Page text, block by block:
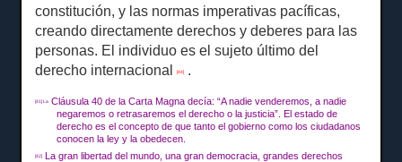
constitución, y las normas imperativas pacíficas,
creando directamente derechos y deberes para las
personas. El individuo es el sujeto último del
derecho internacional[44] .
[41] La Cláusula 40 de la Carta Magna decía: “A nadie venderemos, a nadie
negaremos o retrasaremos el derecho o la justicia”.El estado de
derecho es el concepto de que tanto el gobierno como los ciudadanos
conocen la ley y la obedecen.
[42]
La gran libertad del mundo, una gran democracia, grandes derechos